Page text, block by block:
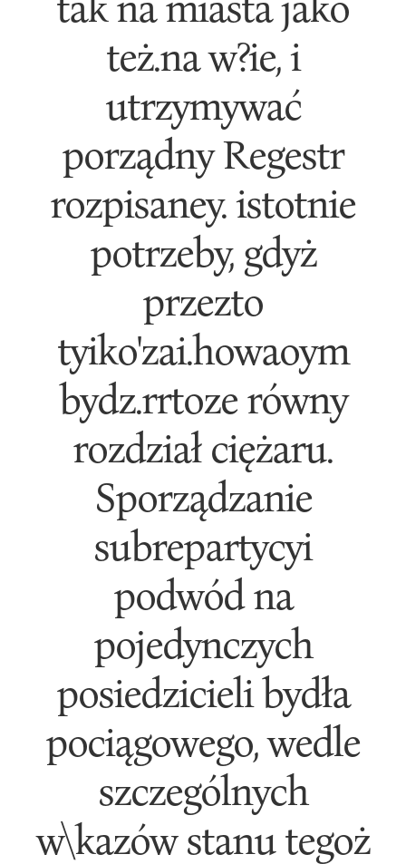
też.na w?ie, i
utrzymywać
porządny Regestr
rozpisaney. istotnie
potrzeby, gdyż
przezto
tyiko'zai.howaoym
bydz.rrtoze równy
rozdział ciężaru.
Sporządzanie
subrepartycyi
podwód na
pojedynczych
posiedzicieli bydła
pociągowego, wedle
szczególnych
w\kazów stanu tegoż